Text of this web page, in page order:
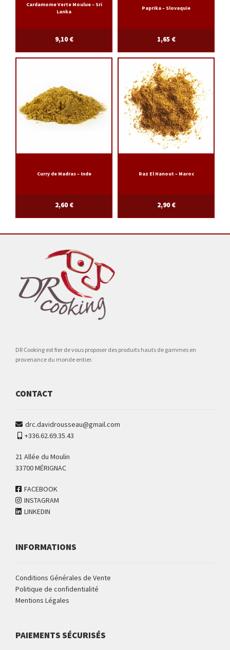
Cardamome Verte Moulue – Sri
Lanka
9,10€
Paprika – Slovaquie
1,65 €
Curry de Madras – Inde
2,60€
Raz El Hanout – Maroc
2,90€
DR Cooking est fier de vous proposer des produits hauts de gammes en
provenance du monde entier.
CONTACT
drc.davidrousseau@gmail.com
+336.62.69.35.43
21 Allée du Moulin
33700 MÉRIGNAC
FACEBOOK
INSTAGRAM
LINKEDIN
INFORMATIONS
Conditions Générales de Vente
Politique de confidentialité
Mentions Légales
PAIEMENTS SÉCURISÉS